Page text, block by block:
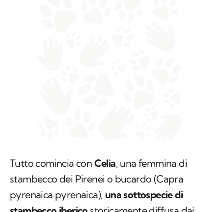
Tutto comincia con Celia, una femmina di
stambecco dei Pirenei o bucardo (Capra
pyrenaica pyrenaica), una sottospecie di